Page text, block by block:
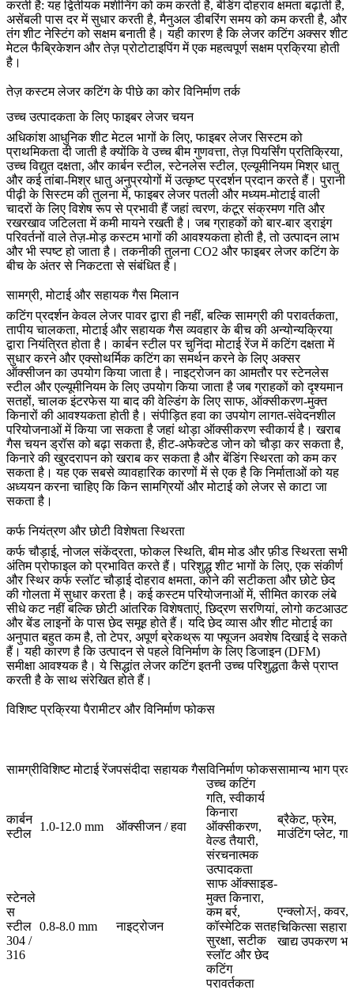
करती है: यह द्वितीयक मशीनिंग को कम करती है, बेंडिंग दोहराव क्षमता बढ़ाती है,
असेंबली पास दर में सुधार करती है, मैनुअल डीबरिंग समय को कम करती है, और
तंग शीट नेस्टिंग को सक्षम बनाती है। यही कारण है कि लेजर कटिंग अक्सरशीट
मेटल फैब्रिकेशनऔर तेज़प्रोटोटाइपिंगमें एक महत्वपूर्ण सक्षम प्रक्रिया होती
है।
तेज़ कस्टम लेजर कटिंग के पीछे का कोर विनिर्माण तर्क
उच्च उत्पादकता के लिए फाइबर लेजर चयन
अधिकांश आधुनिक शीट मेटल भागों के लिए, फाइबर लेजर सिस्टम को
प्राथमिकता दी जाती है क्योंकि वे उच्च बीम गुणवत्ता, तेज़ पियर्सिंग प्रतिक्रिया,
उच्च विद्युत दक्षता, और कार्बन स्टील, स्टेनलेस स्टील, एल्यूमीनियम मिश्र धातु
और कई तांबा-मिश्र धातु अनुप्रयोगों में उत्कृष्ट प्रदर्शन प्रदान करते हैं। पुरानी
पीढ़ी के सिस्टम की तुलना में, फाइबर लेजर पतली और मध्यम-मोटाई वाली
चादरों के लिए विशेष रूप से प्रभावी हैं जहां त्वरण, कंटूर संक्रमण गति और
रखरखाव जटिलता में कमी मायने रखती है। जब ग्राहकों को बार-बार ड्राइंग
परिवर्तनों वाले तेज़-मोड़ कस्टम भागों की आवश्यकता होती है, तो उत्पादन लाभ
और भी स्पष्ट हो जाता है। तकनीकी तुलना CO2 और फाइबर लेजर कटिंग के
बीच के अंतरसे निकटता से संबंधित है।
सामग्री, मोटाई और सहायक गैस मिलान
कटिंग प्रदर्शन केवल लेजर पावर द्वारा ही नहीं, बल्कि सामग्री की परावर्तकता,
तापीय चालकता, मोटाई और सहायक गैस व्यवहार के बीच की अन्योन्यक्रिया
द्वारा नियंत्रित होता है। कार्बन स्टील पर चुनिंदा मोटाई रेंज में कटिंग दक्षता में
सुधार करने और एक्सोथर्मिक कटिंग का समर्थन करने के लिए अक्सर
ऑक्सीजन का उपयोग किया जाता है। नाइट्रोजन का आमतौर पर स्टेनलेस
स्टील और एल्यूमीनियम के लिए उपयोग किया जाता है जब ग्राहकों को दृश्यमान
सतहों, चालक इंटरफेस या बाद की वेल्डिंग के लिए साफ, ऑक्सीकरण-मुक्त
किनारों की आवश्यकता होती है। संपीड़ित हवा का उपयोग लागत-संवेदनशील
परियोजनाओं में किया जा सकता है जहां थोड़ा ऑक्सीकरण स्वीकार्य है। खराब
गैस चयन ड्रॉस को बढ़ा सकता है, हीट-अफेक्टेड जोन को चौड़ा कर सकता है,
किनारे की खुरदरापन को खराब कर सकता है और बेंडिंग स्थिरता को कम कर
सकता है। यह एक सबसे व्यावहारिक कारणों में से एक है कि निर्माताओं को यह
अध्ययन करना चाहिए किकिन सामग्रियों और मोटाई को लेजर से काटा जा
सकता है ।
कर्फ नियंत्रण और छोटी विशेषता स्थिरता
कर्फ चौड़ाई, नोजल संकेंद्रता, फोकल स्थिति, बीम मोड और फ़ीड स्थिरता सभी
अंतिम प्रोफाइल को प्रभावित करते हैं। परिशुद्ध शीट भागों के लिए, एक संकीर्ण
और स्थिर कर्फ स्लॉट चौड़ाई दोहराव क्षमता, कोने की सटीकता और छोटे छेद
की गोलता में सुधार करता है। कई कस्टम परियोजनाओं में, सीमित कारक लंबे
सीधे कट नहीं बल्कि छोटी आंतरिक विशेषताएं, छिद्रण सरणियां, लोगो कटआउट
और बेंड लाइनों के पास छेद समूह होते हैं। यदि छेद व्यास और शीट मोटाई का
अनुपात बहुत कम है, तो टेपर, अपूर्ण ब्रेकथ्रू या फ्यूजन अवशेष दिखाई दे सकते
हैं। यही कारण है कि उत्पादन से पहले विनिर्माण के लिए डिजाइन (DFM)
समीक्षा आवश्यक है। ये सिद्धांतलेजर कटिंग इतनी उच्च परिशुद्धता कैसे प्राप्त
करती हैके साथ संरेखित होते हैं।
विशिष्ट प्रक्रिया पैरामीटर और विनिर्माण फोकस
सामग्रीविशिष्ट मोटाई रेंजपसंदीदा सहायक गैसविनिर्माण फोकससामान्य भाग
कार्बन
स्टील
1.0-12.0 mm ऑक्सीजन / हवा
उच्च कटिंग
गति, स्वीकार्य
किनारा
ऑक्सीकरण,
वेल्ड तैयारी,
संरचनात्मक
उत्पादकता
ब्रैकेट, फ्रेम,
माउंटिंग प्लेट,
स्टेनले
स
स्टील
304 /
316
0.8-8.0 mm नाइट्रोजन
साफ ऑक्साइड-
मुक्त किनारा,
कम बर्र,
कॉस्मेटिक सतह
सुरक्षा, सटीक
स्लॉट और छेद
कटिंग
एन्क्लो저, कवर,
चिकित्सा सहारा,
खाद्य उपकरण
परावर्तकता